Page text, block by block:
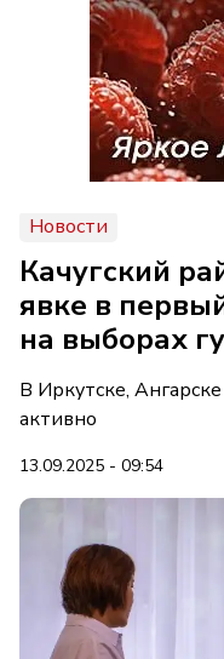
Новости
Качугский
явке в
на выборах
В Иркутске,
активно
13.09.2025 - 09:54